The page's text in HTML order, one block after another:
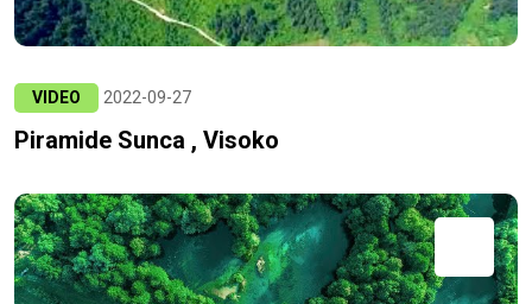
VIDEO 2022-09-27
Piramide Sunca , Visoko